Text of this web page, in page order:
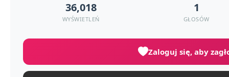
36,018
WYŚWIETLEŃ
1
GŁOSÓW
Zaloguj się, aby